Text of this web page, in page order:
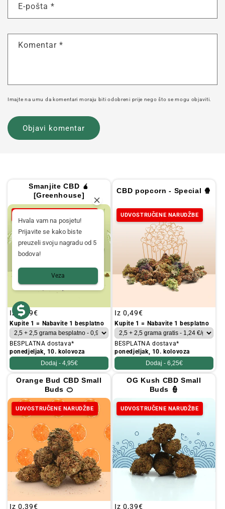
E-pošta *
Komentar *
Imajte na umu da komentari moraju biti odobreni prije nego što se mogu objaviti.
Smanjite CBD 🧉
[Greenhouse]
Redovna
cijena
Iz0,19€
Kupite 1 = Nabavite 1 besplatno
BESPLATNA dostava*
ponedjeljak, 10. kolovoza
Dodaj - 4,95€
CBD popcorn - Special 🍿
UDVOSTRUČENE NARUDŽBE
Redovna
cijena
Iz 0,49€
Kupite 1 = Nabavite 1 besplatno
BESPLATNA dostava*
ponedjeljak, 10. kolovoza
Dodaj - 6,25€
Orange Bud CBD Small
Buds 🍊
UDVOSTRUČENE NARUDŽBE
Redovna
Iz 0,39€
OG Kush CBD Small
Buds 👮
UDVOSTRUČENE NARUDŽBE
Redovna
Iz 0,39€
Hvala vam na posjetu!
Prijavite se kako biste
preuzeli svoju nagradu od 5
bodova!
Veza